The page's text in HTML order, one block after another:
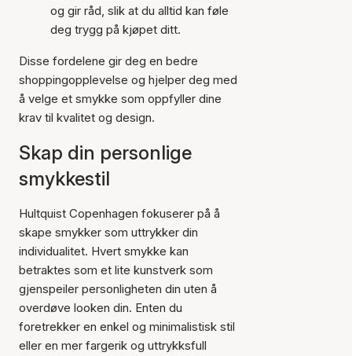
og gir råd, slik at du alltid kan føle
deg trygg på kjøpet ditt.
Disse fordelene gir deg en bedre
shoppingopplevelse og hjelper deg med
å velge et smykke som oppfyller dine
krav til kvalitet og design.
Skap din personlige
smykkestil
Hultquist Copenhagen fokuserer på å
skape smykker som uttrykker din
individualitet. Hvert smykke kan
betraktes som et lite kunstverk som
gjenspeiler personligheten din uten å
overdøve looken din. Enten du
foretrekker en enkel og minimalistisk stil
eller en mer fargerik og uttrykksfull